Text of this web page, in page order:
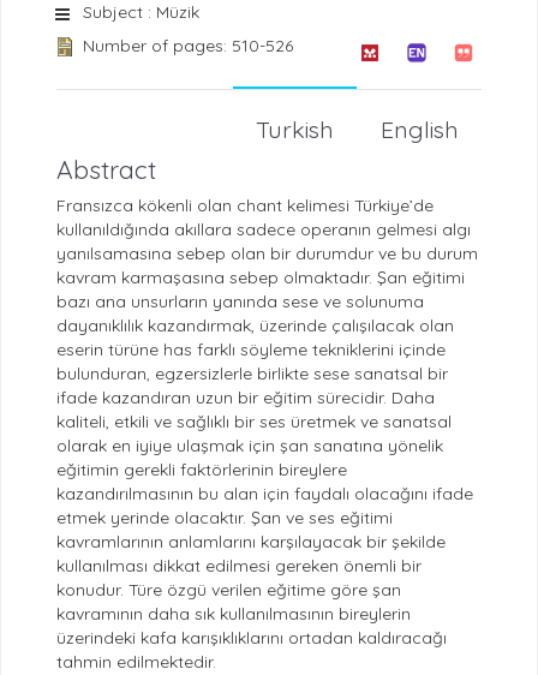
Subject : Müzik
Number of pages: 510-526
English
Turkish
Abstract
Fransızca kökenli olan chant kelimesi Türkiye’de
kullanıldığında akıllara sadece operanın gelmesi algı
yanılsamasına sebep olan bir durumdur ve bu durum
kavram karmaşasına sebep olmaktadır. Şan eğitimi
bazı ana unsurların yanında sese ve solunuma
dayanıklılık kazandırmak, üzerinde çalışılacak olan
eserin türüne has farklı söyleme tekniklerini içinde
bulunduran, egzersizlerle birlikte sese sanatsal bir
ifade kazandıran uzun bir eğitim sürecidir. Daha
kaliteli, etkili ve sağlıklı bir ses üretmek ve sanatsal
olarak en iyiye ulaşmak için şan sanatına yönelik
eğitimin gerekli faktörlerinin bireylere
kazandırılmasının bu alan için faydalı olacağını ifade
etmek yerinde olacaktır. Şan ve ses eğitimi
kavramlarının anlamlarını karşılayacak bir şekilde
kullanılması dikkat edilmesi gereken önemli bir
konudur. Türe özgü verilen eğitime göre şan
kavramının daha sık kullanılmasının bireylerin
üzerindeki kafa karışıklıklarını ortadan kaldıracağı
tahmin edilmektedir.